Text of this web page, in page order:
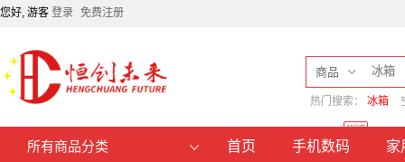
您好, 游客 登录 免费注册
商品
热门搜索： 冰箱
所有商品分类 首页 手机数码
HOT
家